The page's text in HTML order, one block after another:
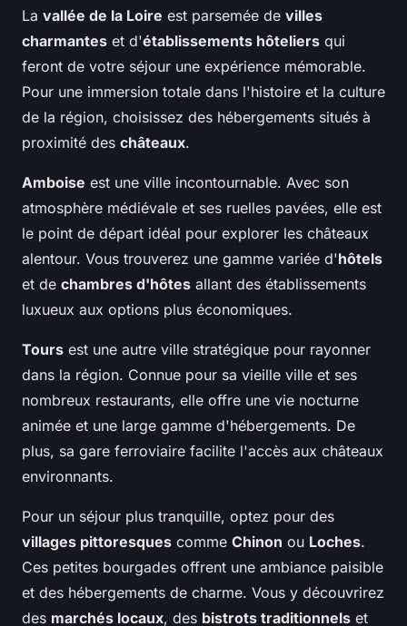
La vallée de la Loire est parsemée de villes
charmantes et d'établissements hôteliers qui
feront de votre séjour une expérience mémorable.
Pour une immersion totale dans l'histoire et la culture
de la région, choisissez des hébergements situés à
proximité des châteaux.
Amboise est une ville incontournable. Avec son
atmosphère médiévale et ses ruelles pavées, elle est
le point de départ idéal pour explorer les châteaux
alentour. Vous trouverez une gamme variée d'hôtels
et de chambres d'hôtes allant des établissements
luxueux aux options plus économiques.
Tours est une autre ville stratégique pour rayonner
dans la région. Connue pour sa vieille ville et ses
nombreux restaurants, elle offre une vie nocturne
animée et une large gamme d'hébergements. De
plus, sa gare ferroviaire facilite l'accès aux châteaux
environnants.
Pour un séjour plus tranquille, optez pour des
villages pittoresques comme Chinon ou Loches.
Ces petites bourgades offrent une ambiance paisible
et des hébergements de charme. Vous y découvrirez
des marchés locaux, des bistrots traditionnels et